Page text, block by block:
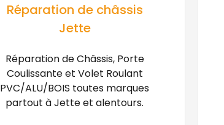
Réparation de châssis
Jette
Réparation de Châssis, Porte
Coulissante et Volet Roulant
PVC/ALU/BOIS toutes marques
partout à Jette et alentours.